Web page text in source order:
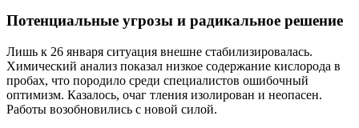
Потенциальные угрозы и радикальное решение
Лишь к 26 января ситуация внешне стабилизировалась.
Химический анализ показал низкое содержание кислорода в
пробах, что породило среди специалистов ошибочный
оптимизм. Казалось, очаг тления изолирован и неопасен.
Работы возобновились с новой силой.